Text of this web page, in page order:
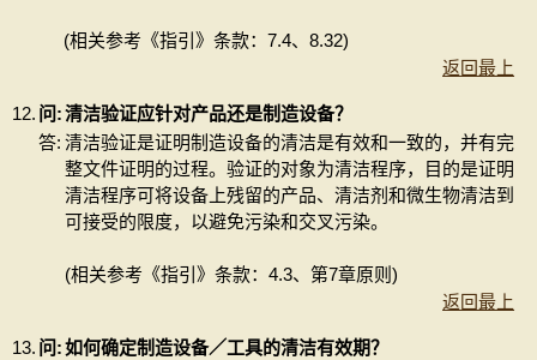
(相关参考《指引》条款：7.4、8.32)
返回最上
12. 问:清洁验证应针对产品还是制造设备？
答: 清洁验证是证明制造设备的清洁是有效和一致的，并有完
整文件证明的过程。验证的对象为清洁程序，目的是证明
清洁程序可将设备上残留的产品、清洁剂和微生物清洁到
可接受的限度，以避免污染和交叉污染。
(相关参考《指引》条款：4.3、第7章原则)
返回最上
13. 问:如何确定制造设备／工具的清洁有效期？